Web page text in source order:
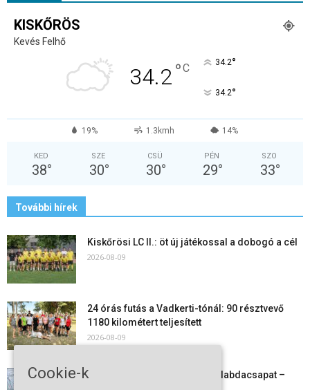
KISKŐRÖS
Kevés Felhő
34.2°C 34.2°
34.2°
19% 1.3kmh 14%
KED
38°
SZE
30°
CSÜ
30°
PÉN
29°
SZO
33°
További hírek
Kiskőrösi LC II.: öt új játékossal a dobogó a cél
2026-08-09
24 órás futás a Vadkerti-tónál: 90 résztvevő
1180 kilométert teljesített
2026-08-09
Megszűnt a kiskőrösi női kézilabdacsapat –
Cookie-k